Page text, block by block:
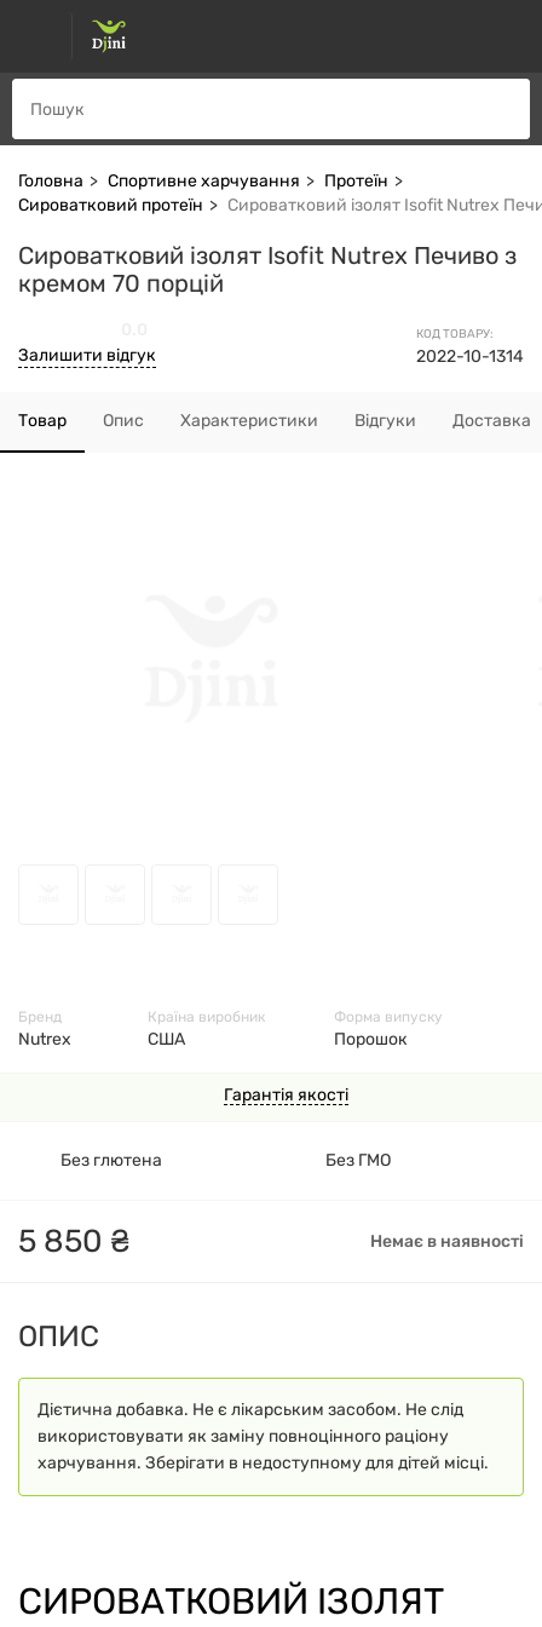
Головна Спортивне харчування
Протеїн
Сироватковий протеїн
Сироватковий ізолят Isofit Nutrex
Сироватковий ізолят Isofit Nutrex Печиво з
кремом 70 порцій
КОД ТОВАРУ:
2022-10-1314
Залишити відгук
Товар Опис Характеристики Відгуки Доставка
Гарантія якості
5 850 ₴ Немає в наявності
Без глютена Без ГМО
Бренд
Nutrex
Країна виробник
США
Форма випуску
Порошок
ОПИС
Дієтична добавка. Не є лікарським засобом. Не слід
використовувати як заміну повноцінного раціону
харчування. Зберігати в недоступному для дітей місці.
СИРОВАТКОВИЙ ІЗОЛЯТ